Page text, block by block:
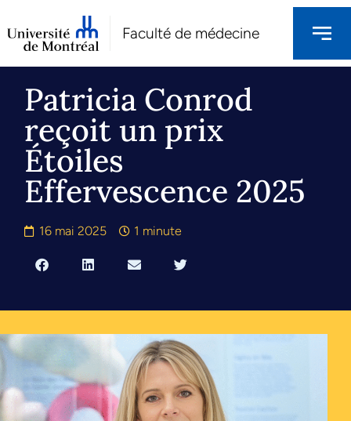
Faculté de médecine
Patricia Conrod
reçoit un prix
Étoiles
Effervescence 2025
16 mai 2025 1 minute